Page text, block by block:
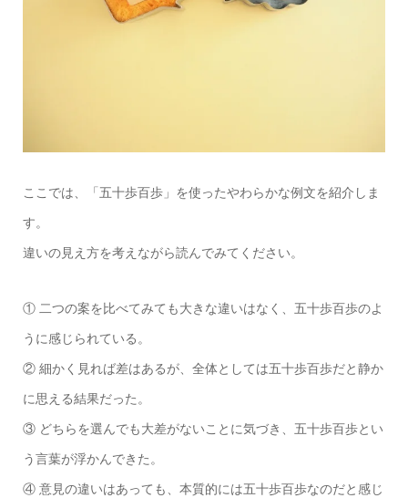
ここでは、「五十歩百歩」を使ったやわらかな例文を紹介しま
す。
違いの見え方を考えながら読んでみてください。
① 二つの案を比べてみても大きな違いはなく、五十歩百歩のよ
うに感じられている。
② 細かく見れば差はあるが、全体としては五十歩百歩だと静か
に思える結果だった。
③ どちらを選んでも大差がないことに気づき、五十歩百歩とい
う言葉が浮かんできた。
④ 意見の違いはあっても、本質的には五十歩百歩なのだと感じ